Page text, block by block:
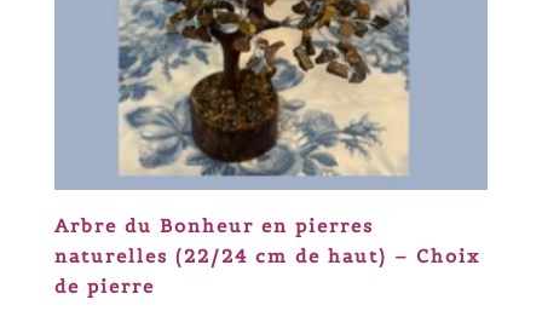
Arbre du Bonheur en pierres
naturelles (22/24 cm de haut) – Choix
de pierre